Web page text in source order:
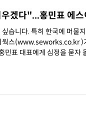
겠다"...홍민표 에스
습니다. 특히 한국에 머물
을 묻자 돌아온 답변이다. 소프트뱅크